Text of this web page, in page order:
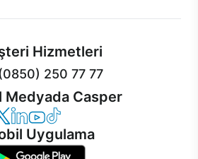
Hizmetleri
250 77 77
Medyada Casper
Instagram
Twitter
Casper LinkedIn
Casper YouTube
Casper TikTok
Uygulama